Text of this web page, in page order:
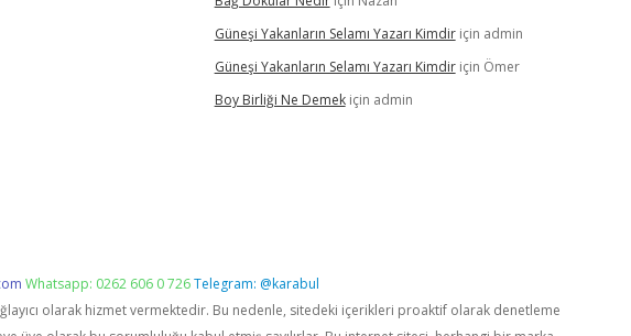
Güneşi Yakanların Selamı Yazarı Kimdiriçin admin
Güneşi Yakanların Selamı Yazarı Kimdiriçin Ömer
Boy Birliği Ne Demekiçin admin
Whatsapp: 0262 606 0 726Telegram: @karabul
olarak hizmet vermektedir. Bu nedenle, sitedeki içerikleri proaktif olarak denetleme